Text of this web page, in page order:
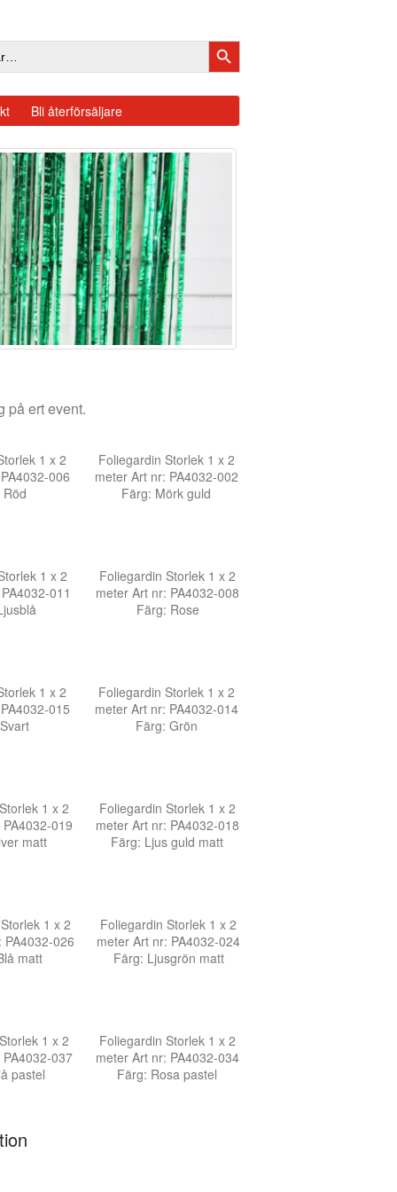
SÖKKNAPP
Bli återförsäljare
på ert event.
Foliegardin Storlek 1 x 2
meter Art nr: PA4032-002
Färg: Mörk guld
1 x 2
006
Foliegardin Storlek 1 x 2
meter Art nr: PA4032-008
Färg: Rose
1 x 2
011
Foliegardin Storlek 1 x 2
meter Art nr: PA4032-014
Färg: Grön
1 x 2
015
Foliegardin Storlek 1 x 2
meter Art nr: PA4032-018
Färg: Ljus guld matt
1 x 2
019
matt
Foliegardin Storlek 1 x 2
meter Art nr: PA4032-024
Färg: Ljusgrön matt
1 x 2
026
matt
Foliegardin Storlek 1 x 2
meter Art nr: PA4032-034
Färg: Rosa pastel
1 x 2
037
pastel